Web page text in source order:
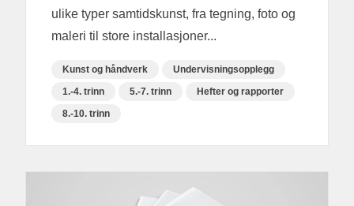
ulike typer samtidskunst, fra tegning, foto og
maleri til store installasjoner...
Kunst og håndverk
Undervisningsopplegg
1.-4. trinn
5.-7. trinn
Hefter og rapporter
8.-10. trinn